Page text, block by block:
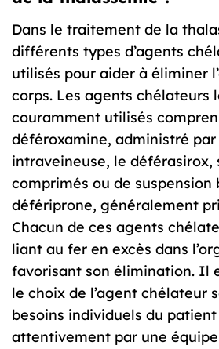
Dans le traitement de la
différents types d’agents
utilisés pour aider à éliminer
corps. Les agents chélateurs
couramment utilisés
déféroxamine, administré par
intraveineuse, le déférasirox,
comprimés ou de suspension
défériprone, généralement
Chacun de ces agents
liant au fer en excès dans
favorisant son élimination. Il
le choix de l’agent chélateur
besoins individuels du
attentivement par une